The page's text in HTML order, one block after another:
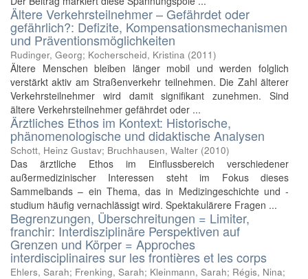
Ältere Verkehrsteilnehmer – Gefährdet oder
gefährlich?: Defizite, Kompensationsmechanismen
und Präventionsmöglichkeiten
Rudinger, Georg; Kocherscheid, Kristina (2011)
Ältere Menschen bleiben länger mobil und werden folglich
verstärkt aktiv am Straßenverkehr teilnehmen. Die Zahl älterer
Verkehrsteilnehmer wird damit signifikant zunehmen. Sind
ältere Verkehrsteilnehmer gefährdet oder ...
Ärztliches Ethos im Kontext: Historische,
phänomenologische und didaktische Analysen
Schott, Heinz Gustav; Bruchhausen, Walter (2010)
Das ärztliche Ethos im Einflussbereich verschiedener
außermedizinischer Interessen steht im Fokus dieses
Sammelbands – ein Thema, das in Medizingeschichte und -
studium häufig vernachlässigt wird. Spektakulärere Fragen ...
Begrenzungen, Überschreitungen = Limiter,
franchir: Interdisziplinäre Perspektiven auf
Grenzen und Körper = Approches
interdisciplinaires sur les frontières et les corps
Ehlers, Sarah; Frenking, Sarah; Kleinmann, Sarah; Régis, Nina;